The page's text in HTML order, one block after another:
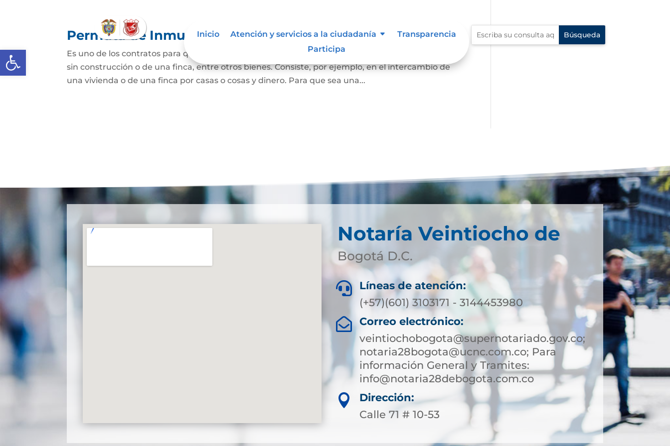
Abrir barra de herramientas
Inicio Atención y servicios a la ciudadanía
Transparencia
Participa
Permuta de Inmuebles
Es uno de los contratos para que una persona se convierta en propietaria de una vivienda, lote
sin construcción o de una finca, entre otros bienes. Consiste, por ejemplo, en el intercambio de
una vivienda o de una finca por casas o cosas y dinero. Para que sea una...
Notaría Veintiocho de
Bogotá D.C.

Líneas de atención:
(+57)(601) 3103171 - 3144453980

Correo electrónico:
veintiochobogota@supernotariado.gov.co;
notaria28bogota@ucnc.com.co; Para
información General y Tramites:
info@notaria28debogota.com.co

Dirección:
Calle 71 # 10-53